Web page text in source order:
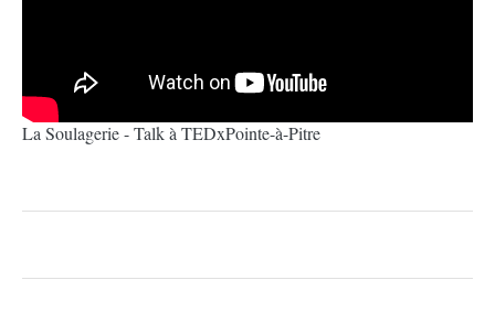
La Soulagerie - Talk à TEDxPointe-à-Pitre